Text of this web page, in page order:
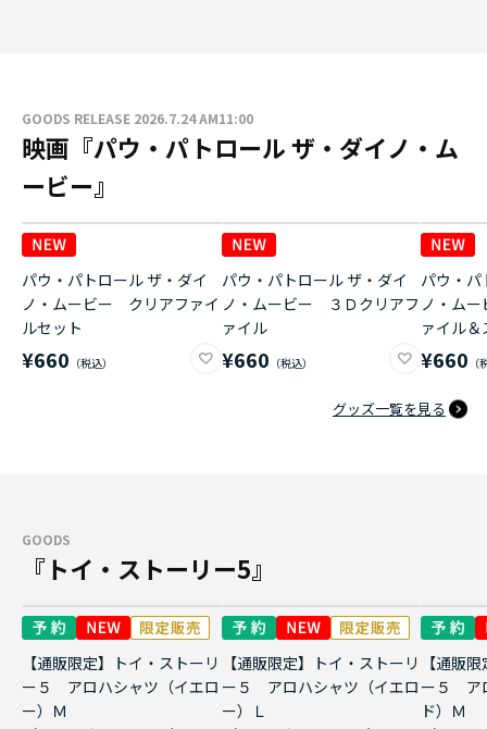
GOODS RELEASE 2026.7.24 AM11:00
映画『パウ・パトロール ザ・ダイノ・ム
ービー』
パウ・パトロール ザ・ダイ
ノ・ムービー クリアファイ
ルセット
¥660
パウ・パトロール ザ・ダイ
ノ・ムービー ３Ｄクリアフ
ァイル
¥660
パウ・パ
ノ・ム
ァイル
¥660
グッズ一覧を見る
GOODS
『トイ・ストーリー5』
【通販限定】トイ・ストーリ
ー５ アロハシャツ（イエロ
ー）Ｍ
【通販限定】トイ・ストーリ
ー５ アロハシャツ（イエロ
ー）Ｌ
【通販
ー５ ア
ド）Ｍ